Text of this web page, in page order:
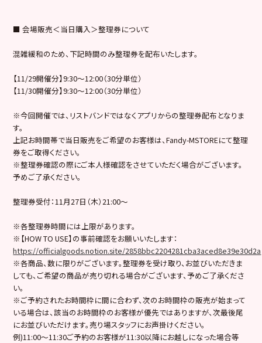
■ 会場販売＜当日購入＞整理券について
混雑緩和のため、下記時間のみ整理券を配布いたします。
【11/29開催分】9:30〜12:00（30分単位）
【11/30開催分】9:30〜12:00（30分単位）
※今回開催では、リストバンドではなくアプリからの整理券配布となりま
す。
上記お時間帯で当日販売をご希望のお客様は、Fandy-MSTOREにて整理
券をご取得ください。
※整理券確認の際にご本人様確認をさせていただく場合がございます。
予めご了承ください。
整理券受付：11月27日（木）21:00〜
※各整理券時間には上限があります。
※【HOW TO USE】の事前確認をお願いいたします：
https://officialgoods.notion.site/2858bbc2204281cba3aced8e39e30d2a
※各商品、数に限りがございます。整理券を受け取り、お並びいただきま
しても、ご希望の商品が売り切れる場合がございます、予めご了承くださ
い。
※ご予約されたお時間枠に間に合わず、次のお時間枠の販売が始まって
いる場合は、該当のお時間枠のお客様が優先ではありますが、次最後尾
にお並びいただけます。売り場スタッフにお声掛けください。
例)11:00〜11:30ご予約のお客様が11:30以降にお越しになった場合等